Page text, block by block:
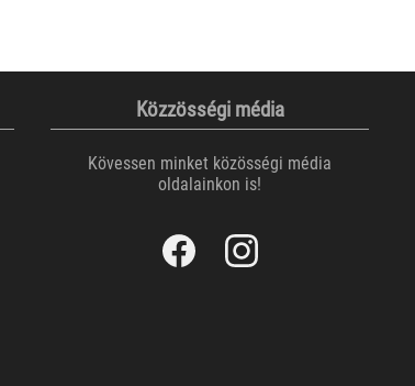
Közzösségi média
Kövessen minket közösségi média
oldalainkon is!